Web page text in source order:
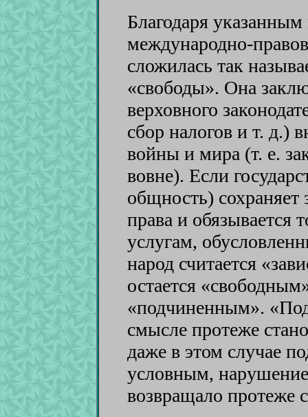
Благодаря
международно-
сложилась так
«свободы». Она
верховного
сбор налогов и т. д.)
войны и мира (т. е.
вовне). Если
общность)
права и обязывается
услугам,
народ считается
остается
«подчиненным».
смысле протеже
даже в этом случае
условным,
возвращало протеже